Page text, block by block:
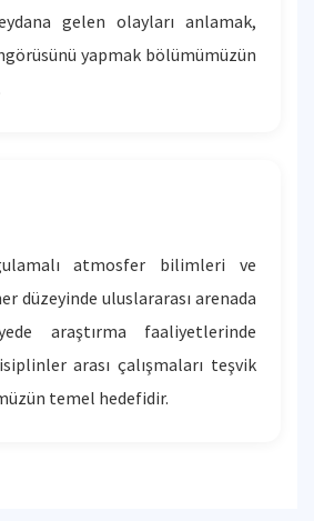
gelen olayları anlamak,
yapmak bölümümüzün
atmosfer bilimleri ve
düzeyinde uluslararası arenada
araştırma faaliyetlerinde
arası çalışmaları teşvik
temel hedefidir.